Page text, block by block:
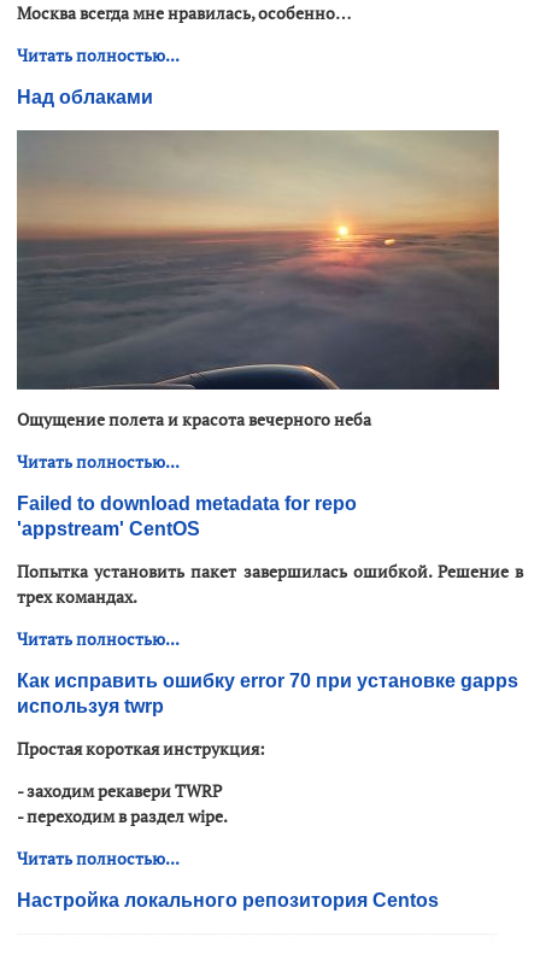
Москва всегда мне нравилась, особенно…
Читать полностью...
Над облаками
Ощущение полета и красота вечерного неба
Читать полностью...
Failed to download metadata for repo
'appstream' CentOS
Попытка установить пакет завершилась ошибкой. Решение в
трех командах.
Читать полностью...
Как исправить ошибку error 70 при установке gapps
используя twrp
Простая короткая инструкция:
- заходим рекавериTWRP
- переходим в раздел wipe.
Читать полностью...
Настройка локального репозитория Centos